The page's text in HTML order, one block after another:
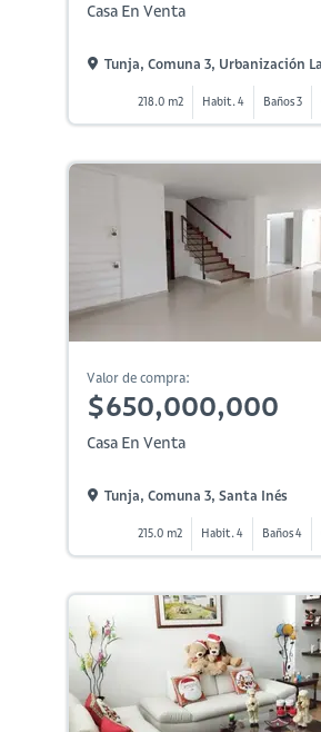
Casa En Venta
Tunja, Comuna 3, Urbanización
218.0 m2 Habit. 4 Baños 3
Valor de compra:
$650,000,000
Casa En Venta
Tunja, Comuna 3, Santa Inés
215.0 m2 Habit. 4 Baños 4